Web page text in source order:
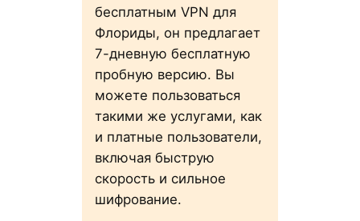
бесплатным VPN для
Флориды, он предлагает
7-дневную бесплатную
пробную версию. Вы
можете пользоваться
такими же услугами, как
и платные пользователи,
включая быструю
скорость и сильное
шифрование.